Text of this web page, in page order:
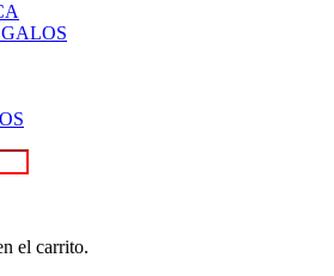
el carrito.